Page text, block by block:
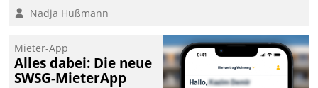
Nadja Hußmann
Mieter-App
Alles dabei: Die neue
SWSG-MieterApp